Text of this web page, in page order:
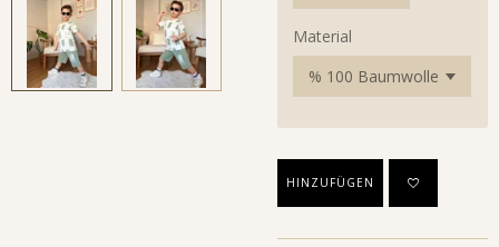
Material
HINZUFÜGEN